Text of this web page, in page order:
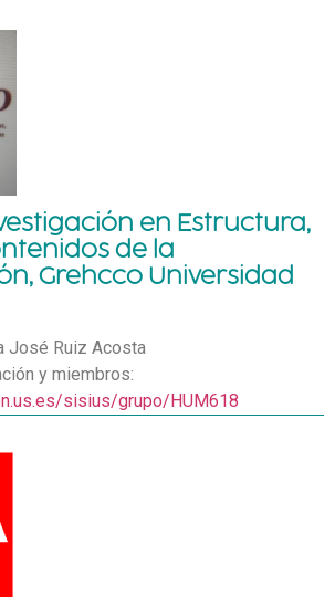
en Estructura,
de la
Grehcco Universidad
José Ruiz Acosta
y miembros:
sisius/grupo/HUM618